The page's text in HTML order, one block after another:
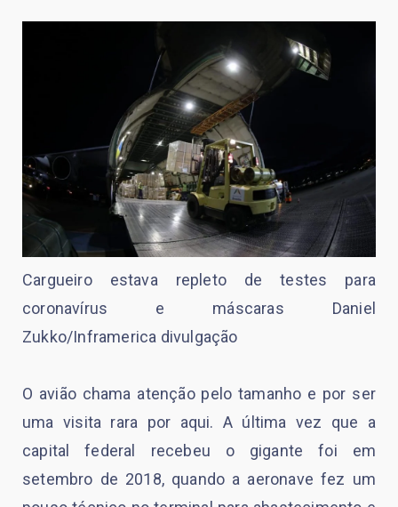
Cargueiro estava repleto de testes para
coronavírus e máscaras Daniel
Zukko/Inframerica divulgação
O avião chama atenção pelo tamanho e por ser
uma visita rara por aqui. A última vez que a
capital federal recebeu o gigante foi em
setembro de 2018, quando a aeronave fez um